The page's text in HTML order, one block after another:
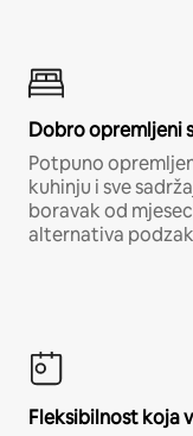
Dobro opremljeni
Potpuno
kuhinju i sve
boravak od
alternativa
Fleksibilnost koja